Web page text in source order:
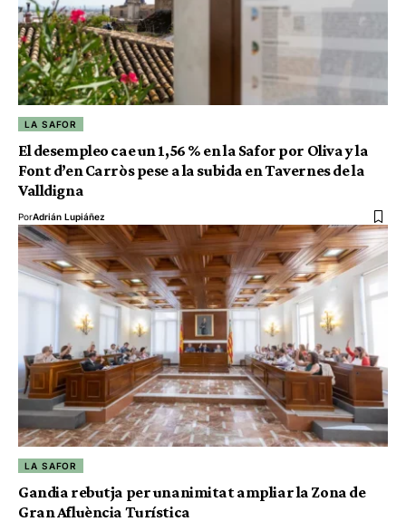
LA SAFOR
El desempleo cae un 1,56 % en la Safor por Oliva y la
Font d’en Carròs pese a la subida en Tavernes de la
Valldigna
PorAdrián Lupiáñez
LA SAFOR
Gandia rebutja per unanimitat ampliar la Zona de
Gran Afluència Turística